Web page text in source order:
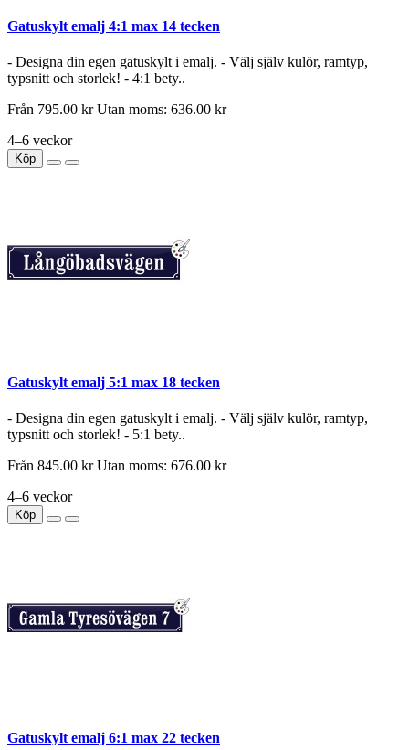
Gatuskylt emalj 4:1 max 14 tecken
- Designa din egen gatuskylt i emalj. - Välj själv kulör, ramtyp,
typsnitt och storlek! - 4:1 bety..
Från 795.00 krUtan moms: 636.00 kr
4–6 veckor
Köp
Gatuskylt emalj 5:1 max 18 tecken
- Designa din egen gatuskylt i emalj. - Välj själv kulör, ramtyp,
typsnitt och storlek! - 5:1 bety..
Från 845.00 krUtan moms: 676.00 kr
4–6 veckor
Köp
Gatuskylt emalj 6:1 max 22 tecken